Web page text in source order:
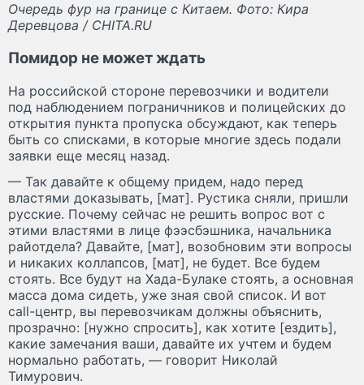
Очередь фур на границе с Китаем. Фото: Кира
Деревцова / CHITA.RU
Помидор не может ждать
На российской стороне перевозчики и водители
под наблюдением пограничников и полицейских до
открытия пункта пропуска обсуждают, как теперь
быть со списками, в которые многие здесь подали
заявки еще месяц назад.
— Так давайте к общему придем, надо перед
властями доказывать, [мат]. Рустика сняли, пришли
русские. Почему сейчас не решить вопрос вот с
этими властями в лице фээсбэшника, начальника
райотдела? Давайте, [мат], возобновим эти вопросы
и никаких коллапсов, [мат], не будет. Все будем
стоять. Все будут на Хада-Булаке стоять, а основная
масса дома сидеть, уже зная свой список. И вот
call-центр, вы перевозчикам должны объяснить,
прозрачно: [нужно спросить], как хотите [ездить],
какие замечания ваши, давайте их учтем и будем
нормально работать, — говорит Николай
Тимурович.